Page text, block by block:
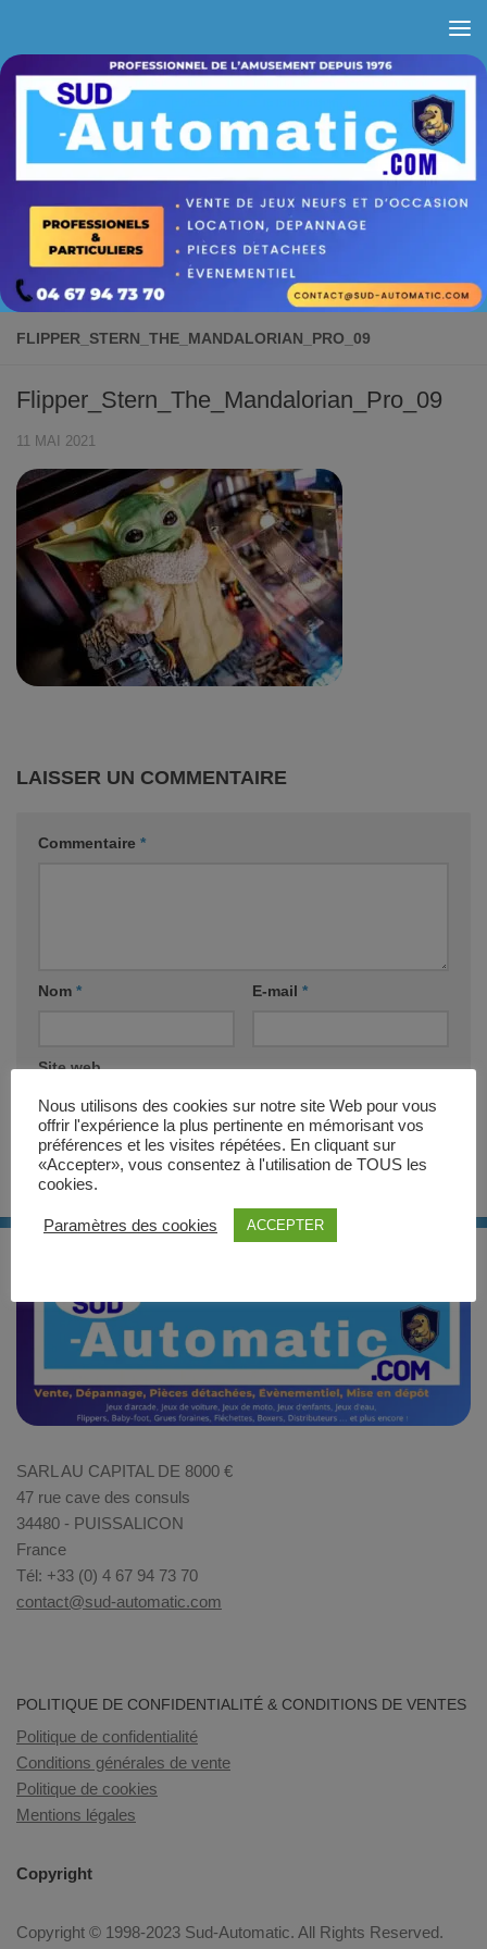
FLIPPER_STERN_THE_MANDALORIAN_PRO_09
Flipper_Stern_The_Mandalorian_Pro_09
11 MAI 2021
LAISSER UN COMMENTAIRE
Commentaire *
Nom * E-mail *
Site web
SARL AU CAPITAL DE 8000 €
47 rue cave des consuls
34480 - PUISSALICON
France
Tél: +33 (0) 4 67 94 73 70
contact@sud-automatic.com
POLITIQUE DE CONFIDENTIALITÉ & CONDITIONS DE VENTES
Politique de confidentialité
Conditions générales de vente
Politique de cookies
Mentions légales
Copyright
Copyright © 1998-2023 Sud-Automatic. All Rights Reserved.
Nous utilisons des cookies sur notre site Web pour vous
offrir l'expérience la plus pertinente en mémorisant vos
préférences et les visites répétées. En cliquant sur
«Accepter», vous consentez à l'utilisation de TOUS les
cookies.
Paramètres des cookies ACCEPTER